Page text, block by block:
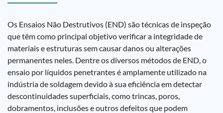
Os Ensaios Não Destrutivos (END) são técnicas de inspeção
que têm como principal objetivo verificar a integridade de
materiais e estruturas sem causar danos ou alterações
permanentes neles. Dentre os diversos métodos de END, o
ensaio por líquidos penetrantes é amplamente utilizado na
indústria de soldagem devido à sua eficiência em detectar
descontinuidades superficiais, como trincas, poros,
dobramentos, inclusões e outros defeitos que podem